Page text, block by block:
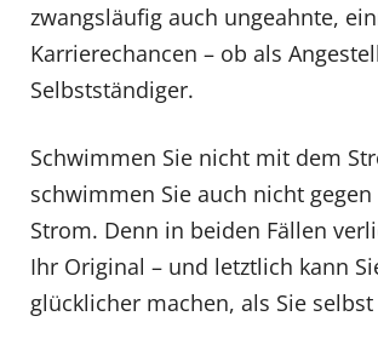
zwangsläufig auch ungeahnte,
Karrierechancen – ob als
Selbstständiger.
Schwimmen Sie nicht mit dem
schwimmen Sie auch nicht gegen
Strom. Denn in beiden Fällen
Ihr Original – und letztlich kann
glücklicher machen, als Sie selbst